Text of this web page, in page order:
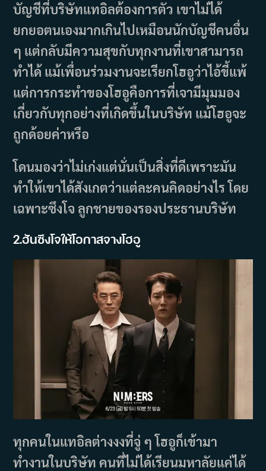
บัญชีที่บริษัทแทอิลต้องการตัว เขาไม่ได้
ยกยอตนเองมากเกินไปเหมือนนักบัญชีคนอื่น
ๆ แต่กลับมีความสุขกับทุกงานที่เขาสามารถ
ทำได้ แม้เพื่อนร่วมงานจะเรียกโฮอูว่าไอ้ขี้แพ้
แต่การกระทำของโฮอูคือการที่เจามีมุมมอง
เกี่ยวกับทุกอย่างที่เกิดขึ้นในบริษัท แม้โฮอูจะ
ถูกด้อยค่าหรือ
โดนมองว่าไม่เก่งแต่นั่นเป็นสิ่งที่ดีเพราะมัน
ทำให้เขาได้สังเกตว่าแต่ละคนคิดอย่างไร โดย
เฉพาะซึงโจ ลูกชายของรองประธานบริษัท
2.ฮันซึงโจให้โอกาสจางโฮอู
ทุกคนในแทอิลต่างงงที่จู่ ๆ โฮอูก็เข้ามา
ทำงานในบริษัท คนที่ไม่ได้เรียนมหาลัยแค่ได้